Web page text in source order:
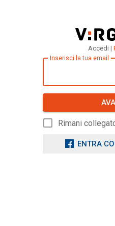
Accedi |
Inserisci la tua email
Rimani
ENTRA